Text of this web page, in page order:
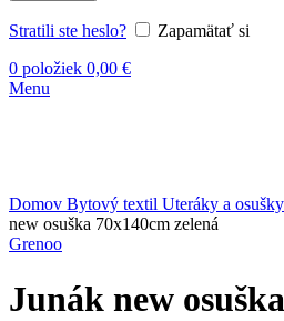
Stratili ste heslo?
Zapamätať si
0 položiek 0,00 €
Menu
Domov Bytový textil Uteráky a osušky
new osuška 70x140cm zelená
Grenoo
Junák new